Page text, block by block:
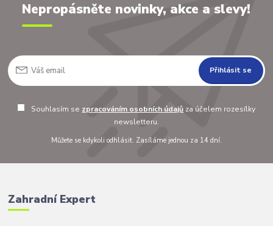
Nepropásněte novinky, akce a slevy!
Přihlásit se
Souhlasím se zpracováním osobních údajů za účelem rozesílky
newsletteru.
Můžete se kdykoli odhlásit. Zasíláme jednou za 14 dní.
Zahradní Expert